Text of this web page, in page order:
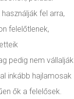
fel arra,
felelőtlenek,
pedig nem vállalják
inkább hajlamosak
ők a felelősek.